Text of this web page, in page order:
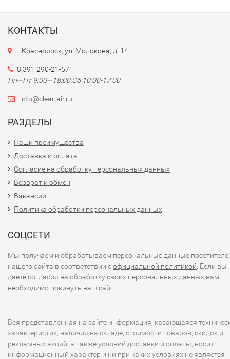
КОНТАКТЫ
г. Красноярск, ул. Молокова, д. 14
8 391 290-21-57
Пн—Пт 9:00—18:00 Сб 10:00-17:00
info@clear-air.ru
РАЗДЕЛЫ
Наши преимущества
Доставка и оплата
Согласие на обработку персональных данных
Возврат и обмен
Вакансии
Политика обработки персональных данных
СОЦСЕТИ
Мы получаем и обрабатываем персональные данные
нашего сайта в соответствии софициальной политикой . Если вы
даете согласия на обработку своих персональных данных,вам
необходимо покинуть наш сайт.
Вся представленная на сайте информация, касающаяся
характеристик, наличия на складе, стоимости товаров, скидок и
рекламных акций, а также условий доставки и оплаты, носит
информационный характер и ни при каких условиях не является